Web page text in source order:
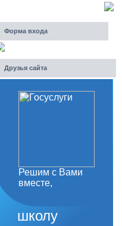
Форма входа
Друзья сайта
Решим с Вами
вместе,
как
школу